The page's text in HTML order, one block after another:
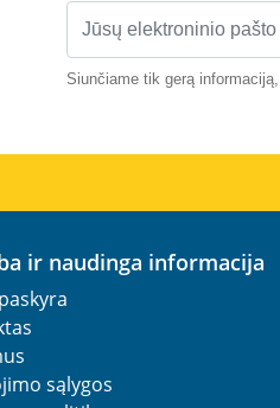
Siunčiame tik gerą
ir naudinga informacija
sąlygos